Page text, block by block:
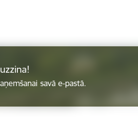
savā e-pastā.